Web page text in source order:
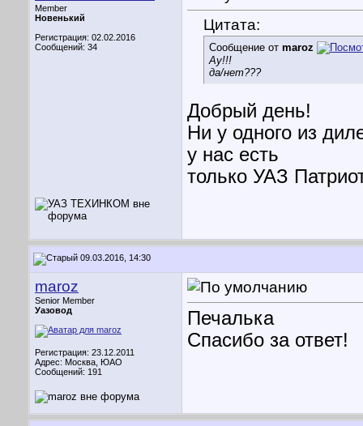
Member
Новенький
Регистрация: 02.02.2016
Сообщений: 34
Цитата:
Сообщение от maroz
Ау!!!
да/нет???
Добрый день!
Ни у одного из
у нас есть
только УАЗ
09.03.2016, 14:30
maroz
Senior Member
Уазовод
Регистрация: 23.12.2011
Адрес: Москва, ЮАО
Сообщений: 191
Печалька
Спасибо за ответ!